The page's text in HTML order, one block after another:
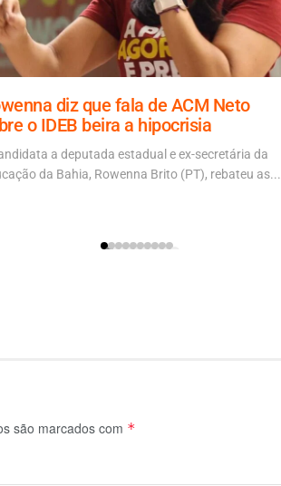
diz que fala de ACM Neto
o IDEB beira a hipocrisia
a deputada estadual e ex-secretária da
da Bahia, Rowenna Brito (PT), rebateu as...
são marcados com *